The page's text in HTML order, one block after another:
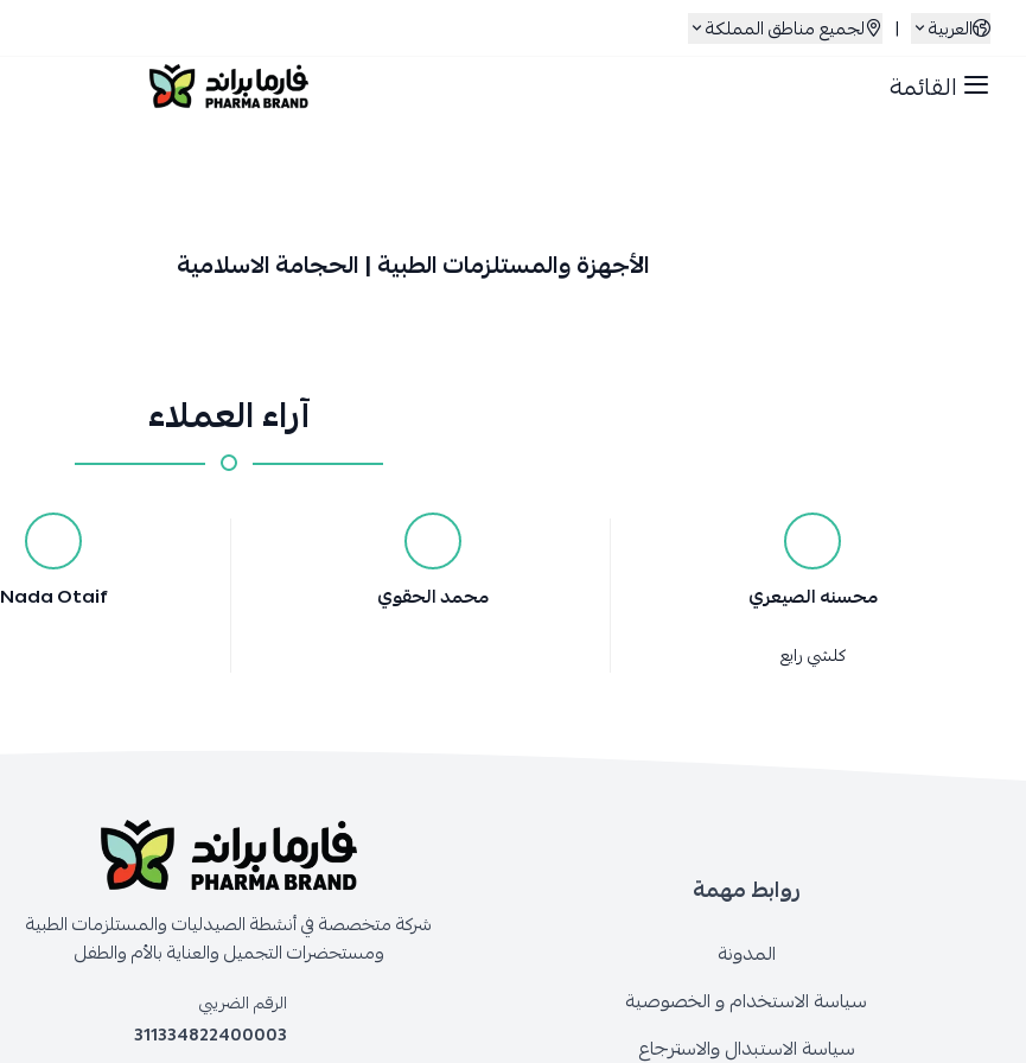
العربية | لجميع مناطق المملكة
القائمة صيدلية فارما براند
الأجهزة والمستلزمات الطبية | الحجامة الاسلامية
آراء العملاء
محسنه الصيعري
كلشي رايع
محمد الحقوي Nada Otaif
روابط مهمة
المدونة
سياسة الاستخدام و الخصوصية
سياسة الاستبدال والاسترجاع
شركة متخصصة في أنشطة الصيدليات والمستلزمات الطبية
ومستحضرات التجميل والعناية بالأم والطفل
الرقم الضريبي
311334822400003